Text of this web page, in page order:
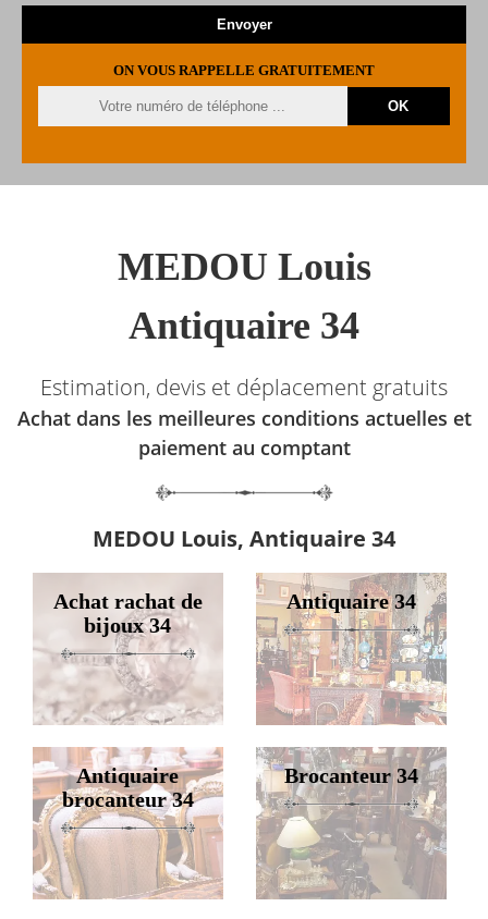
ON VOUS RAPPELLE GRATUITEMENT
MEDOU Louis
Antiquaire 34
Estimation, devis et déplacement gratuits
Achat dans les meilleures conditions actuelles et
paiement au comptant
MEDOU Louis, Antiquaire 34
Achat rachat de
bijoux 34
Antiquaire 34
Antiquaire
brocanteur 34
Brocanteur 34